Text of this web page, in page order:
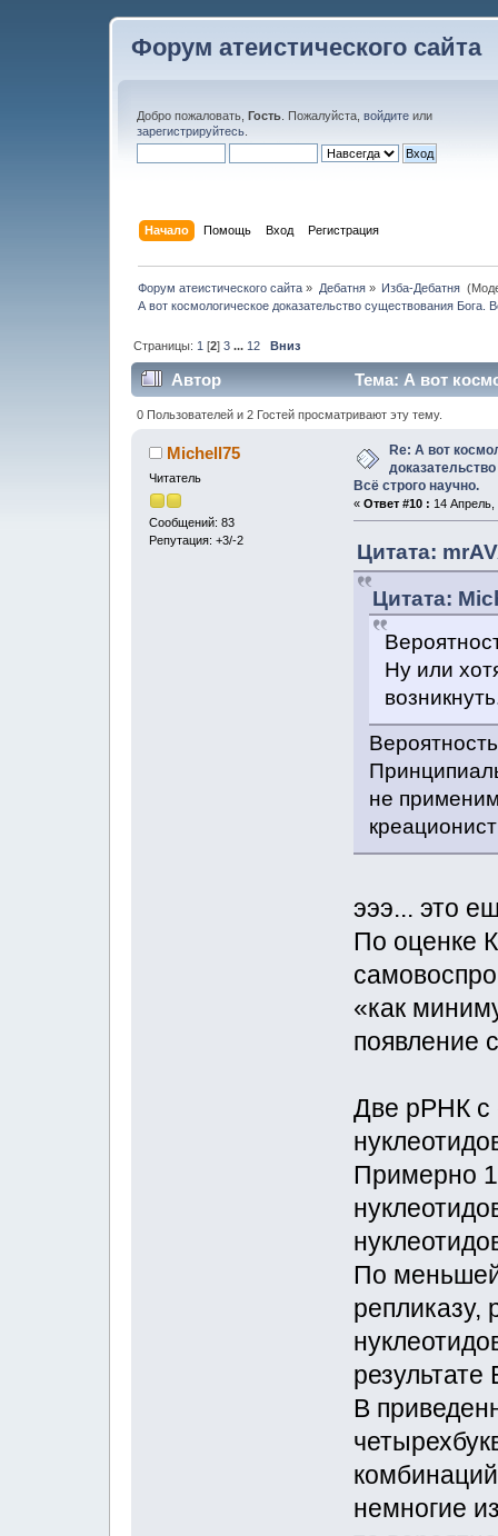
Форум атеистического сайта
Добро пожаловать, Гость . Пожалуйста, войдите или
зарегистрируйтесь
Начало Помощь Вход Регистрация
Форум атеистического сайта » Дебатня» Изба-Дебатня
А вот космологическое доказательство существования Бога.
Страницы: 1 [2]3 ... 12 Вниз
Автор
Тема: А вот
строго научно. (Прочитано 123577 раз)
0 Пользователей и 2 Гостей просматривают эту тему.
Michell75
Читатель
Сообщений: 83
Репутация: +3/-2
Re: А вот
Всё строго научно.
« Ответ #10 : 14 Апрель,
Цитата:
Цитата:
Ну или
не
эээ... это
По оценке
«как
появление
Две рРНК с
Примерно
По
В
немногие